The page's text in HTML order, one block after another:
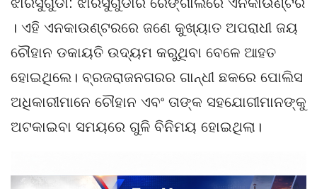
। ଏହି ଏନକାଉଣ୍ଟରରେ ଜଣେ କୁଖ୍ୟାତ ଅପରାଧୀ ଜୟ
ଚୌହାନ ଡକାୟତି ଉଦ୍ୟମ କରୁଥିବା ବେଳେ ଆହତ
ହୋଇଥିଲେ। ବ୍ରଜରାଜନଗରର ଗାନ୍ଧୀ ଛକରେ ପୋଲିସ
ଅଧିକାରୀମାନେ ଚୌହାନ ଏବଂ ତାଙ୍କ ସହଯୋଗୀମାନଙ୍କୁ
ଅଟକାଇବା ସମୟରେ ଗୁଳି ବିନିମୟ ହୋଇଥିଲା।